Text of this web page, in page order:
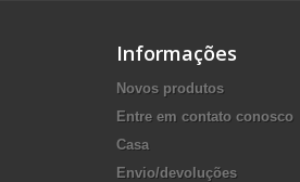
Informações
Novos produtos
Entre em contato conosco
Casa
Envio/devoluções